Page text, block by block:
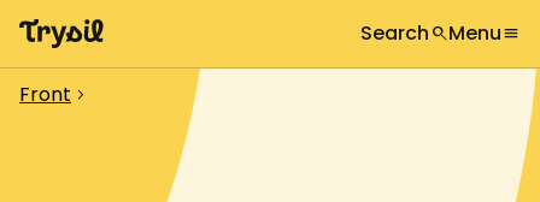
Search searchMenumenu
globe
Activities
Accommodation
What are you looking for?
Front chevron_right